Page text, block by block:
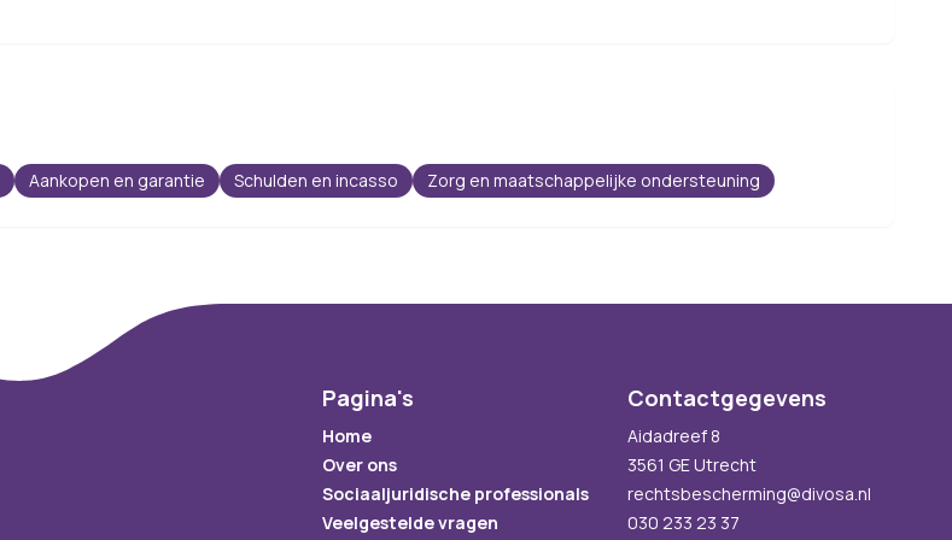
Aankopen en garantie Schulden en incasso Zorg en maatschappelijke ondersteuning
Pagina's
Home
Over ons
Sociaaljuridische professionals
Veelgestelde vragen
Contactgegevens
Aidadreef 8
3561 GE Utrecht
rechtsbescherming@divosa.nl
030 233 23 37